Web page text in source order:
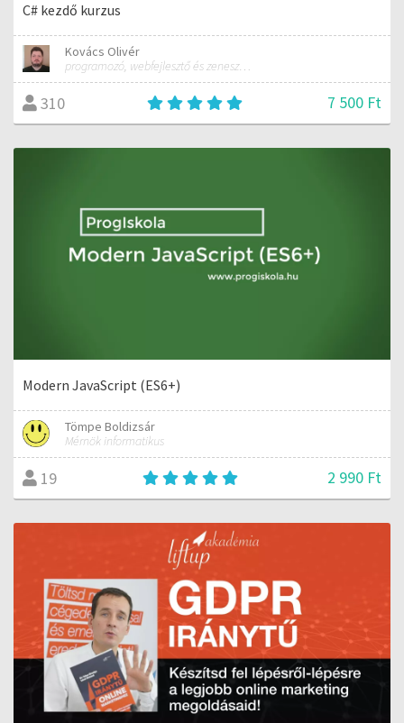
C# kezdő kurzus
Kovács Olivér
programozó, webfejlesztő és zeneszerző
310 7 500 Ft
Modern JavaScript (ES6+)
Tömpe Boldizsár
Mérnök informatikus
19 2 990 Ft